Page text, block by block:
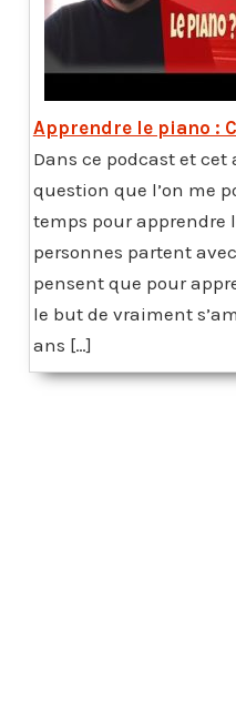
Apprendre le piano :
Dans ce podcast et
question que l’on me
temps pour apprendre
personnes partent
pensent que pour
le but de vraiment
ans […]